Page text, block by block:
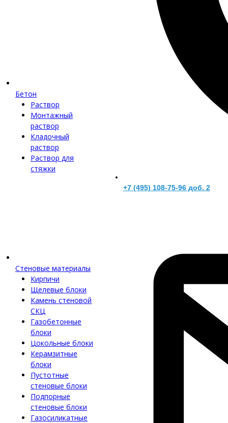
Бетон
Раствор
Монтажный
раствор
Кладочный
раствор
Раствор для
стяжки
Стеновые материалы
Кирпичи
Щелевые блоки
Камень стеновой
СКЦ
Газобетонные
блоки
Цокольные блоки
Керамзитные
блоки
Пустотные
стеновые блоки
Подпорные
стеновые блоки
Газосиликатные
+7 (495) 108-75-96 доб. 2